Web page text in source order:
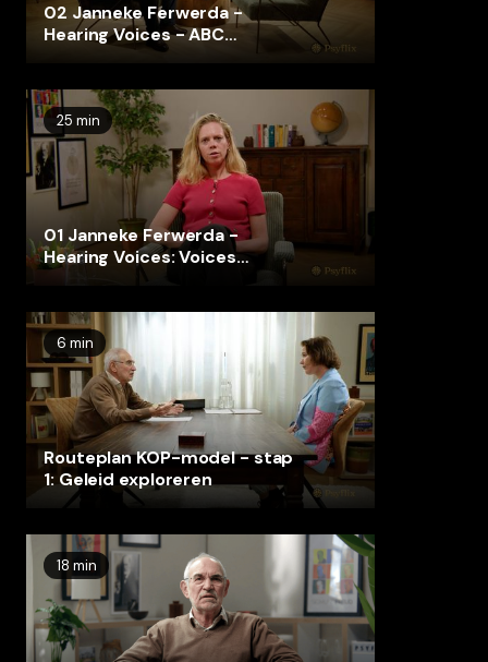
02 Janneke Ferwerda -
Hearing Voices - ABC
Challenging Thoughts
25 min
01 Janneke Ferwerda -
Hearing Voices: Voices
6 min
Routeplan KOP-model - stap
1: Geleid exploreren
18 min